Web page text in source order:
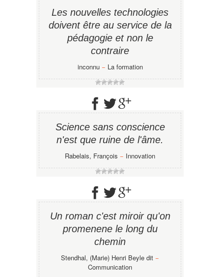
Les nouvelles technologies
doivent être au service de la
pédagogie et non le
contraire
inconnu− La formation
Science sans conscience
n'est que ruine de l'âme.
Rabelais, François − Innovation
Un roman c'est miroir qu'on
promenene le long du
chemin
Stendhal, (Marie) Henri Beyle dit −
Communication